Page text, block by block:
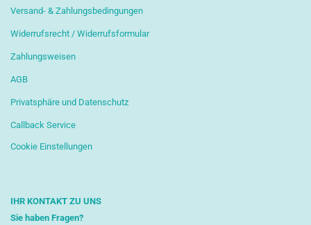
Versand- & Zahlungsbedingungen
Widerrufsrecht / Widerrufsformular
Zahlungsweisen
AGB
Privatsphäre und Datenschutz
Callback Service
Cookie Einstellungen
IHR KONTAKT ZU UNS
Sie haben Fragen?